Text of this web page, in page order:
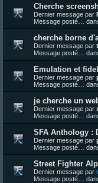
Cherche
Dernier message par
Message posté…
cherche borne
Dernier message par
Message posté…
Emulation et
Dernier message par
Message posté…
je cherche un
Dernier message par
Message posté…
SFA Anthology :
Dernier message par
Message posté…
Street Fighter
Dernier message par
Message posté…